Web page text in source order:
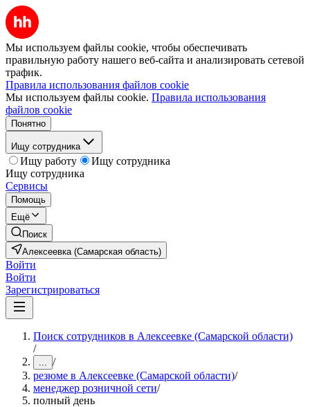
Мы используем файлы cookie, чтобы обеспечивать
правильную работу нашего веб-сайта и анализировать сетевой
трафик.
Правила использования файлов cookie
Мы используем файлы cookie. Правила использования
файлов cookie
Понятно
Ищу сотрудника
Ищу работу
Ищу сотрудника
Ищу сотрудника
Сервисы
Помощь
Ещё
Поиск
Алексеевка (Самарская область)
Войти
Войти
Зарегистрироваться
Поиск сотрудников в Алексеевке (Самарской области)
/
... /
резюме в Алексеевке (Самарской области)/
менеджер розничной сети/
полный день